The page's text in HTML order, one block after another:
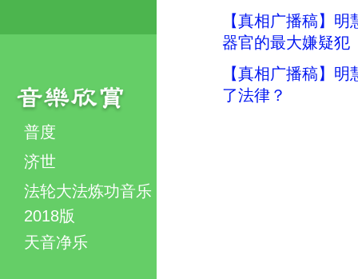
普度
济世
法轮大法炼功音乐
2018版
天音净乐
【真相广播稿】
器官的最大嫌疑犯
【真相广播稿】
了法律？